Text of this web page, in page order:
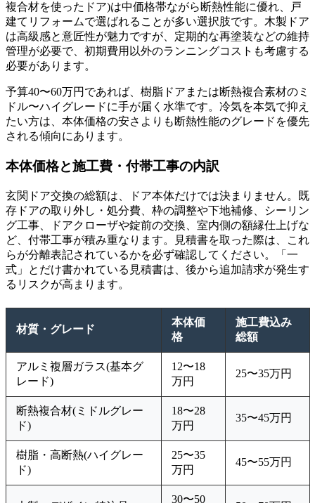
複合材を使ったドア)は中価格帯ながら断熱性能に優れ、戸
建てリフォームで選ばれることが多い選択肢です。木製ドア
は高級感と意匠性が魅力ですが、定期的な再塗装などの維持
管理が必要で、初期費用以外のランニングコストも考慮する
必要があります。
予算40〜60万円であれば、樹脂ドアまたは断熱複合素材のミ
ドル〜ハイグレードに手が届く水準です。冷気を本気で抑え
たい方は、本体価格の安さよりも断熱性能のグレードを優先
される傾向にあります。
本体価格と施工費・付帯工事の内訳
玄関ドア交換の総額は、ドア本体だけでは決まりません。既
存ドアの取り外し・処分費、枠の調整や下地補修、シーリン
グ工事、ドアクローザや錠前の交換、室内側の額縁仕上げな
ど、付帯工事が積み重なります。見積書を取った際は、これ
らが分離表記されているかを必ず確認してください。「一
式」とだけ書かれている見積書は、後から追加請求が発生す
るリスクが高まります。
材質・グレード
本体価
格
施工費込み
総額
アルミ複層ガラス(基本グ
レード)
12〜18
万円
25〜35万円
断熱複合材(ミドルグレー
ド)
18〜28
万円
35〜45万円
樹脂・高断熱(ハイグレー
ド)
25〜35
万円
45〜55万円
30〜50